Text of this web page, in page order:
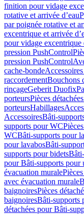
finition pour vidage
rotative et arrivée d’eau
par poignée rotative et
excentrique et arrivée
pour vidage excentrique
pression PushControl
pression PushControl
cache-bonde
raccordementBouchons
rinçageGeberit Duofix
porteursPièces
porteursHabillages
AccessoiresBâti-
supports pour WC
WCBâti-supports pour
pour lavabosBâti-
supports pour bidets
pour Bâti-supports pour
évacuation murale
avec évacuation murale
baignoiresPièces
baignoiresBâti-supports
détachées pour Bâti-